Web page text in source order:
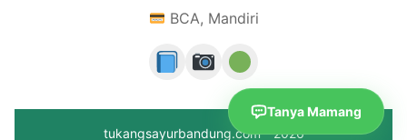
BCA, Mandiri
tukangsayurbandung.com - 2026
Tanya Mamang